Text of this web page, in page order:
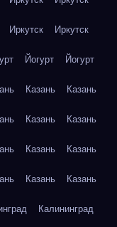
Иркутск Иркутск
Йогурт Йогурт
Казань Казань
Казань Казань
Казань Казань
Казань Казань
Калининград